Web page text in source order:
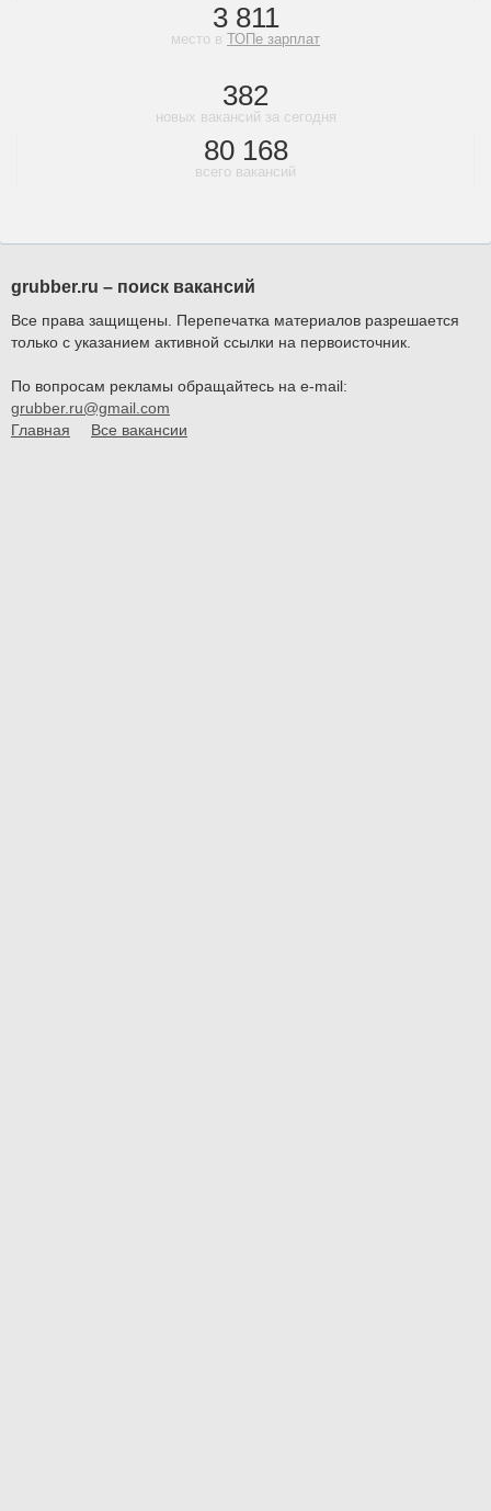
3 811
место в ТОПе зарплат
382
новых вакансий за сегодня
80 168
всего вакансий
grubber.ru – поиск вакансий
Все права защищены. Перепечатка материалов разрешается
только с указанием активной ссылки на первоисточник.
По вопросам рекламы обращайтесь на e-mail:
grubber.ru@gmail.com
Главная
Все вакансии